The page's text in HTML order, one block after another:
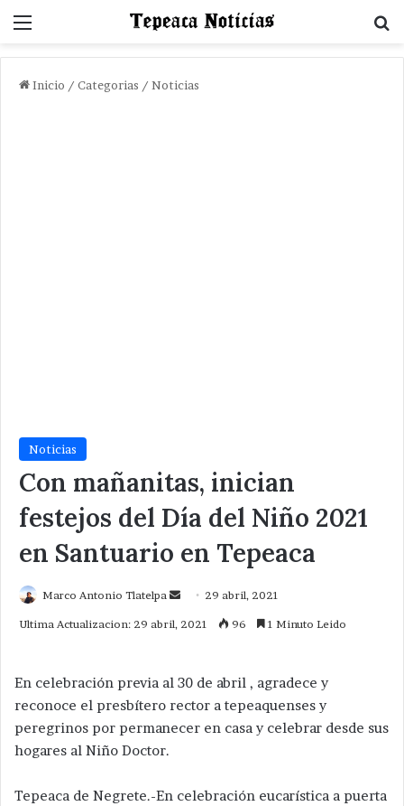
Menu
Inicio / Categorias / Noticias
Noticias
Con mañanitas, inician
festejos del Día del Niño 2021
en Santuario en Tepeaca
Marco Antonio Tlatelpa
Send 29 abril, 2021
Ultima Actualizacion: 29 abril, 2021 96 1 Minuto Leido
En celebración previa al 30 de abril , agradece y
reconoce el presbítero rector a tepeaquenses y
peregrinos por permanecer en casa y celebrar desde sus
hogares al Niño Doctor.
Tepeaca de Negrete.-En celebración eucarística a puerta